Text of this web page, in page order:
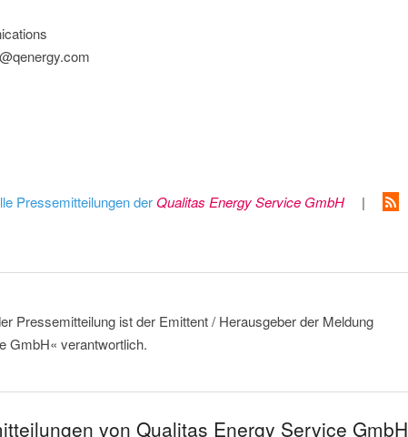
Pressemitteilungen derQualitas Energy Service GmbH
|
Pressemitteilung ist der Emittent / Herausgeber der Meldung
GmbH« verantwortlich.
von Qualitas Energy Service GmbH